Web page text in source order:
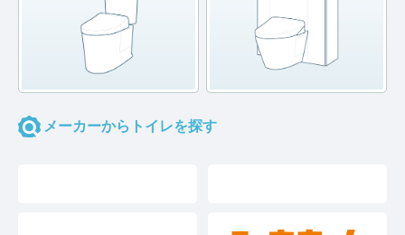
メーカーからトイレを探す